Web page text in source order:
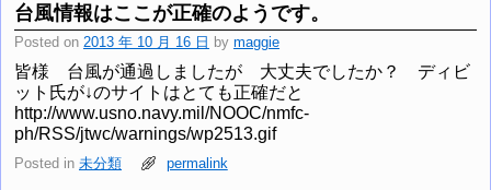
台風情報はここが正確のようです。
Posted on 2013 年 10 月 16 日 by maggie
皆様 台風が通過しましたが 大丈夫でしたか？ ディビ
ット氏が↓のサイトはとても正確だと
http://www.usno.navy.mil/NOOC/nmfc-
ph/RSS/jtwc/warnings/wp2513.gif
Posted in 未分類 permalink